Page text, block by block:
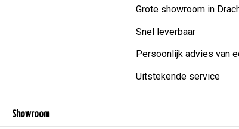
Grote showroom in
Snel leverbaar
Persoonlijk advies van
Uitstekende service
Showroom